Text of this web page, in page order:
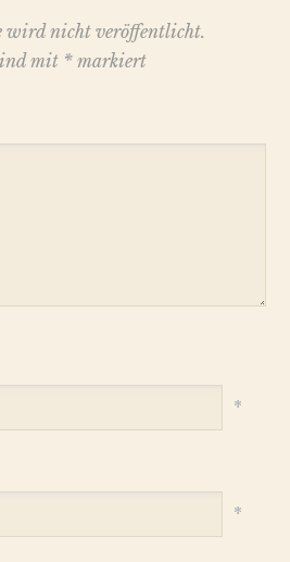
wird nicht veröffentlicht.
mit *markiert
*
*